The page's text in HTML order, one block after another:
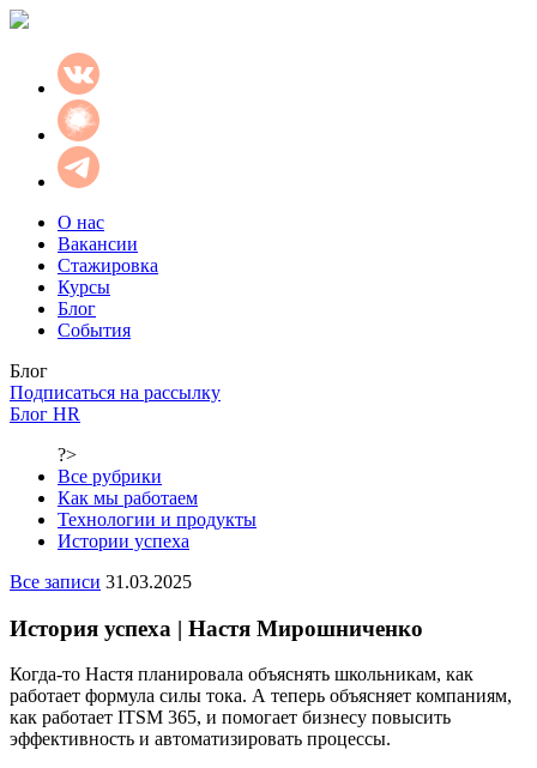
О нас
Вакансии
Стажировка
Курсы
Блог
События
Блог
Подписаться на рассылку
Блог HR
?>
Все рубрики
Как мы работаем
Технологии и продукты
Истории успеха
Все записи 31.03.2025
История успеха | Настя Мирошниченко
Когда-то Настя планировала объяснять школьникам, как
работает формула силы тока. А теперь объясняет компаниям,
как работает ITSM 365, и помогает бизнесу повысить
эффективность и автоматизировать процессы.